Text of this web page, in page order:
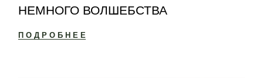
НЕМНОГО ВОЛШЕБСТВА
ПОДРОБНЕЕ